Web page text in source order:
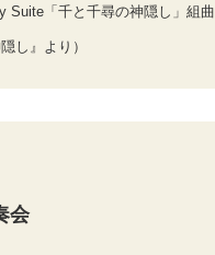
Suite「千と千尋の神隠し」組曲
し』より）
会